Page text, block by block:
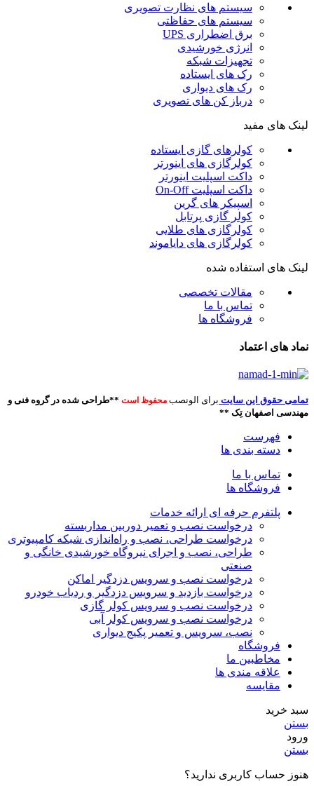
سیستم های نظارت تصویری
سیستم های حفاظتی
برق اضطراری UPS
انرژی خورشیدی
تجهیزات شبکه
رک های ایستاده
رک های دیواری
درباز کن های تصویری
لینک های مفید
کولرهای گازی ایستاده
کولرگازی های اینورتر
داکت اسپلیت اینورتر
داکت اسپلیت On-Off
اسپیکر های گرین
کولر گازی پرتابل
کولرگازی های طلایی
کولرگازی های دایاموند
لینک های استفاده شده
مقالات تخصصی
تماس با ما
فروشگاه ها
نماد های اعتماد
تمامی حقوق این سایت برای الونصب محفوظ است **طراحی شده در گروه فنی و
مهندسی اصفهان تِک **
فهرست
دسته بندی ها
تماس با ما
فروشگاه ها
پلتفرم حرفه ای ارائه خدمات
درخواست نصب و تعمیر دوربین مداربسته
درخواست طراحی، نصب و راه‌اندازی شبکه کامپیوتری
طراحی، نصب و اجرای نیروگاه خورشیدی خانگی و
صنعتی
درخواست نصب و سرویس دزدگیر اماکن
درخواست بازدید و سرویس دزدگیر و ردیاب خودرو
درخواست نصب و سرویس کولر گازی
درخواست نصب و سرویس کولر آبی
نصب، سرویس و تعمیر پکیج دیواری
فروشگاه
مخاطبین ما
علاقه مندی ها
مقایسه
سبد خرید
بستن
ورود
بستن
هنوز حساب کاربری ندارید؟